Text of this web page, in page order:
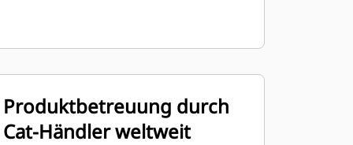
Produktbetreuung durch
Cat-Händler weltweit